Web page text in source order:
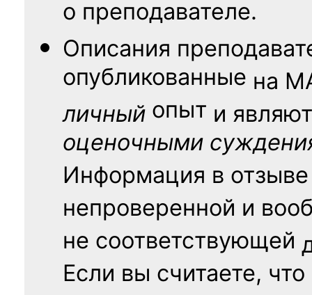
о преподавателе.
Описания
опубликованные на
личный опыт и
оценочными
Информация в
непроверенной и
не соответствующей
Если вы считаете, что